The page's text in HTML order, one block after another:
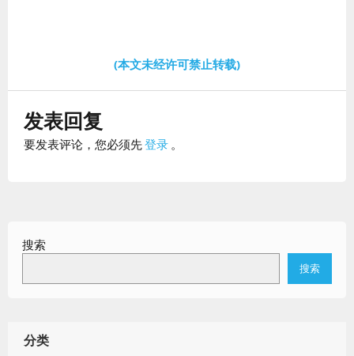
(本文未经许可禁止转载)
发表回复
要发表评论，您必须先登录 。
搜索
搜索
分类